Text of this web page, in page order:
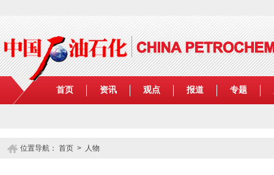
首页 资讯 观点 报道 专题
位置导航： 首页 > 人物